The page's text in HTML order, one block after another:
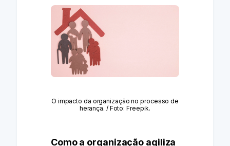
O impacto da organização no processo de
herança. / Foto: Freepik.
Como a organização agiliza